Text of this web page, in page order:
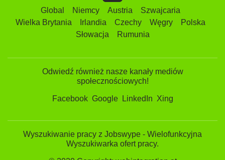
Global Niemcy Austria
Szwajcaria
Wielka Brytania
Irlandia Czechy Węgry
Polska
Słowacja
Rumunia
Odwiedź również nasze kanały mediów
społecznościowych!
Facebook Google LinkedIn Xing
Wyszukiwanie pracy z Jobswype - Wielofunkcyjna
Wyszukiwarka ofert pracy.